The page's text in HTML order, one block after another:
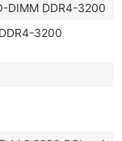
DIMM DDR4-3200
3200